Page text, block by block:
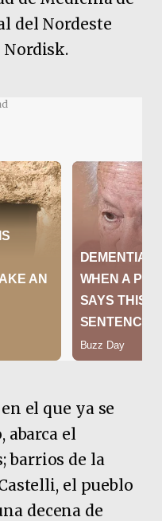
del Nordeste
el que ya se
abarca el
barrios de la
el pueblo
decena de